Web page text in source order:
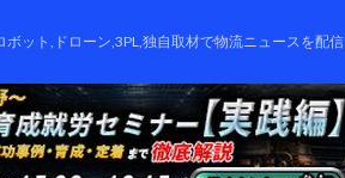
ボット,ドローン,3PL,独自取材で物流ニュースを配信